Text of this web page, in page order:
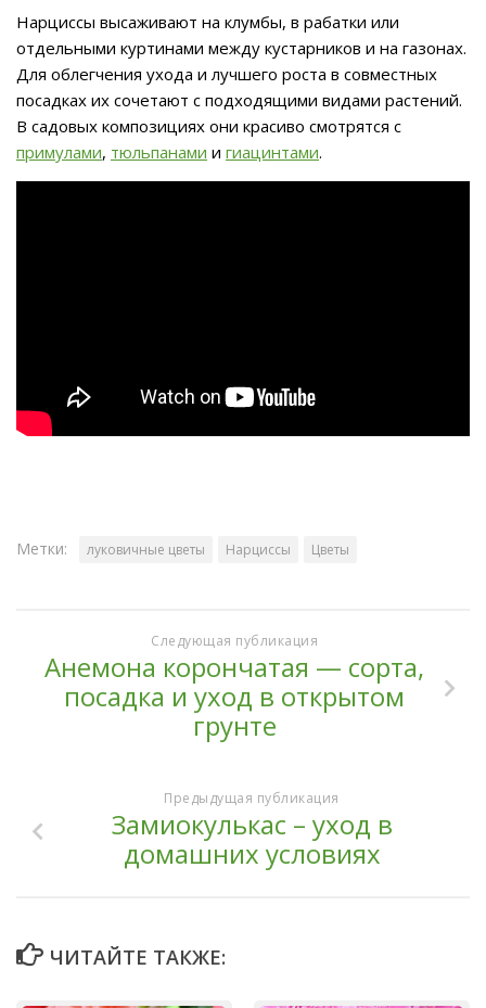
Нарциссы высаживают на клумбы, в рабатки или
отдельными куртинами между кустарников и на газонах.
Для облегчения ухода и лучшего роста в совместных
посадках их сочетают с подходящими видами растений.
В садовых композициях они красиво смотрятся с
примулами, тюльпанами и гиацинтами.
Метки: луковичные цветы Нарциссы Цветы
Следующая публикация
Анемона корончатая — сорта,
посадка и уход в открытом
грунте
Предыдущая публикация
Замиокулькас – уход в
домашних условиях
ЧИТАЙТЕ ТАКЖЕ: